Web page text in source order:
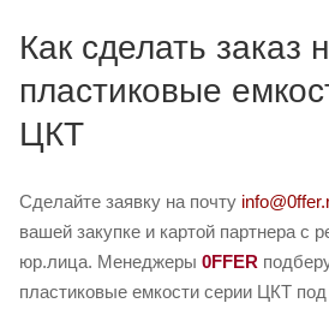
Как сделать заказ
пластиковые
ЦКТ
Сделайте заявку на почту
вашей закупке и картой партнера с
юр.лица. Менеджеры 0FFER
пластиковые емкости серии ЦКТ